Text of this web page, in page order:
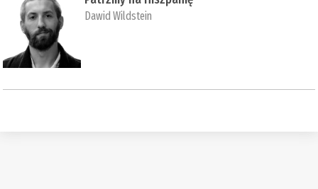
Dawid Wildstein